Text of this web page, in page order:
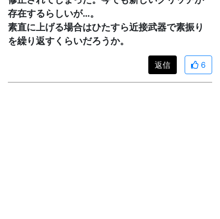
存在するらしいが…。
素直に上げる場合はひたすら近接武器で素振り
を繰り返すくらいだろうか。
返信 6